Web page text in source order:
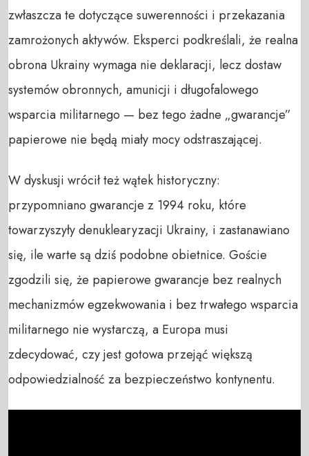
zwłaszcza te dotyczące suwerenności i przekazania
zamrożonych aktywów. Eksperci podkreślali, że realna
obrona Ukrainy wymaga nie deklaracji, lecz dostaw
systemów obronnych, amunicji i długofalowego
wsparcia militarnego — bez tego żadne „gwarancje”
papierowe nie będą miały mocy odstraszającej.
W dyskusji wrócił też wątek historyczny:
przypomniano gwarancje z 1994 roku, które
towarzyszyły denuklearyzacji Ukrainy, i zastanawiano
się, ile warte są dziś podobne obietnice. Goście
zgodzili się, że papierowe gwarancje bez realnych
mechanizmów egzekwowania i bez trwałego wsparcia
militarnego nie wystarczą, a Europa musi
zdecydować, czy jest gotowa przejąć większą
odpowiedzialność za bezpieczeństwo kontynentu.